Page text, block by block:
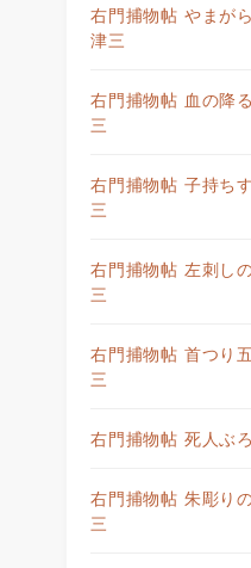
右門捕物帖 やまが
津三
右門捕物帖 血の降
三
右門捕物帖 子持
三
右門捕物帖 左刺
三
右門捕物帖 首つり
三
右門捕物帖 死人ぶ
右門捕物帖 朱彫
三